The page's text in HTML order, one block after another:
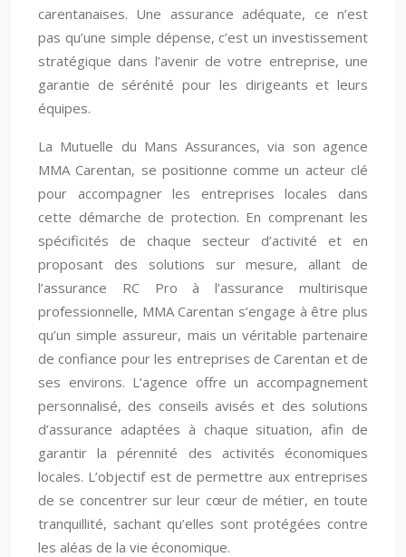
carentanaises. Une assurance adéquate, ce n’est
pas qu’une simple dépense, c’est un investissement
stratégique dans l’avenir de votre entreprise, une
garantie de sérénité pour les dirigeants et leurs
équipes.
La Mutuelle du Mans Assurances, via son agence
MMA Carentan, se positionne comme un acteur clé
pour accompagner les entreprises locales dans
cette démarche de protection. En comprenant les
spécificités de chaque secteur d’activité et en
proposant des solutions sur mesure, allant de
l’assurance RC Pro à l’assurance multirisque
professionnelle, MMA Carentan s’engage à être plus
qu’un simple assureur, mais un véritable partenaire
de confiance pour les entreprises de Carentan et de
ses environs. L’agence offre un accompagnement
personnalisé, des conseils avisés et des solutions
d’assurance adaptées à chaque situation, afin de
garantir la pérennité des activités économiques
locales. L’objectif est de permettre aux entreprises
de se concentrer sur leur cœur de métier, en toute
tranquillité, sachant qu’elles sont protégées contre
les aléas de la vie économique.